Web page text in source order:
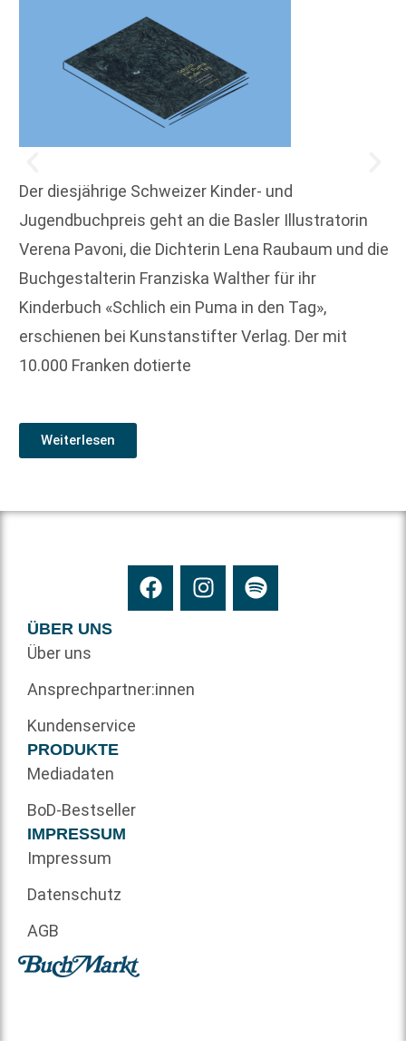
Der diesjährige Schweizer Kinder- und
Jugendbuchpreis geht an die Basler Illustratorin
Verena Pavoni, die Dichterin Lena Raubaum und die
Buchgestalterin Franziska Walther für ihr
Kinderbuch «Schlich ein Puma in den Tag»,
erschienen bei Kunstanstifter Verlag. Der mit
10.000 Franken dotierte
Weiterlesen
ÜBER UNS
Über uns
Ansprechpartner:innen
Kundenservice
PRODUKTE
Mediadaten
BoD-Bestseller
IMPRESSUM
Impressum
Datenschutz
AGB